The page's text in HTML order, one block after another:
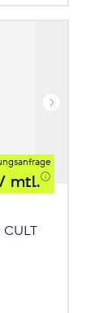
/ mtl.
CULT